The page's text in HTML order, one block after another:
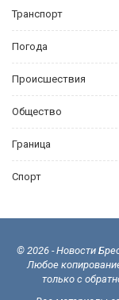
Транспорт
Погода
Происшествия
Общество
Граница
Спорт
© 2026 - Новости
Любое
только с